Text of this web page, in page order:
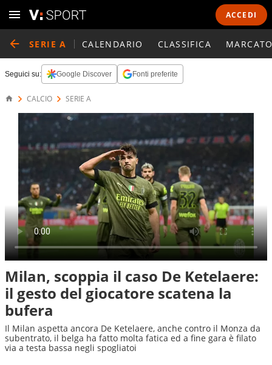
ACCEDI
SERIE A CALENDARIO CLASSIFICA
Seguici su: Google Discover Fonti preferite
CALCIO SERIE A
Milan, scoppia il caso De Ketelaere:
il gesto del giocatore scatena la
bufera
Il Milan aspetta ancora De Ketelaere, anche contro il Monza da
subentrato, il belga ha fatto molta fatica ed a fine gara è filato
via a testa bassa negli spogliatoi